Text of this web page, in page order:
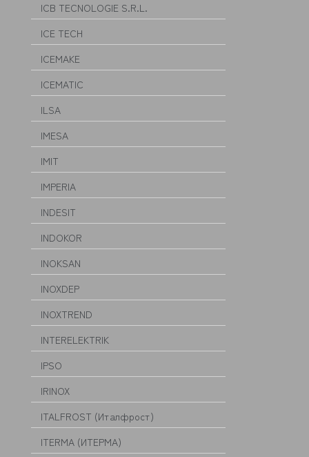
ICB TECNOLOGIE S.R.L.
ICE TECH
ICEMAKE
ICEMATIC
ILSA
IMESA
IMIT
IMPERIA
INDESIT
INDOKOR
INOKSAN
INOXDEP
INOXTREND
INTERELEKTRIK
IPSO
IRINOX
ITALFROST (Италфрост)
ITERMA (ИТЕРМА)